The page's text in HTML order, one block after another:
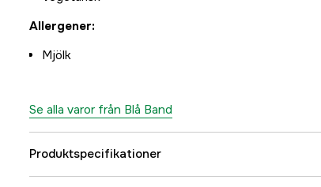
Allergener:
Mjölk
Se alla varor från Blå Band
Produktspecifikationer